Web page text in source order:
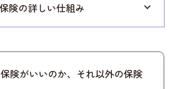
険の詳しい仕組み
険がいいのか、それ以外の保険